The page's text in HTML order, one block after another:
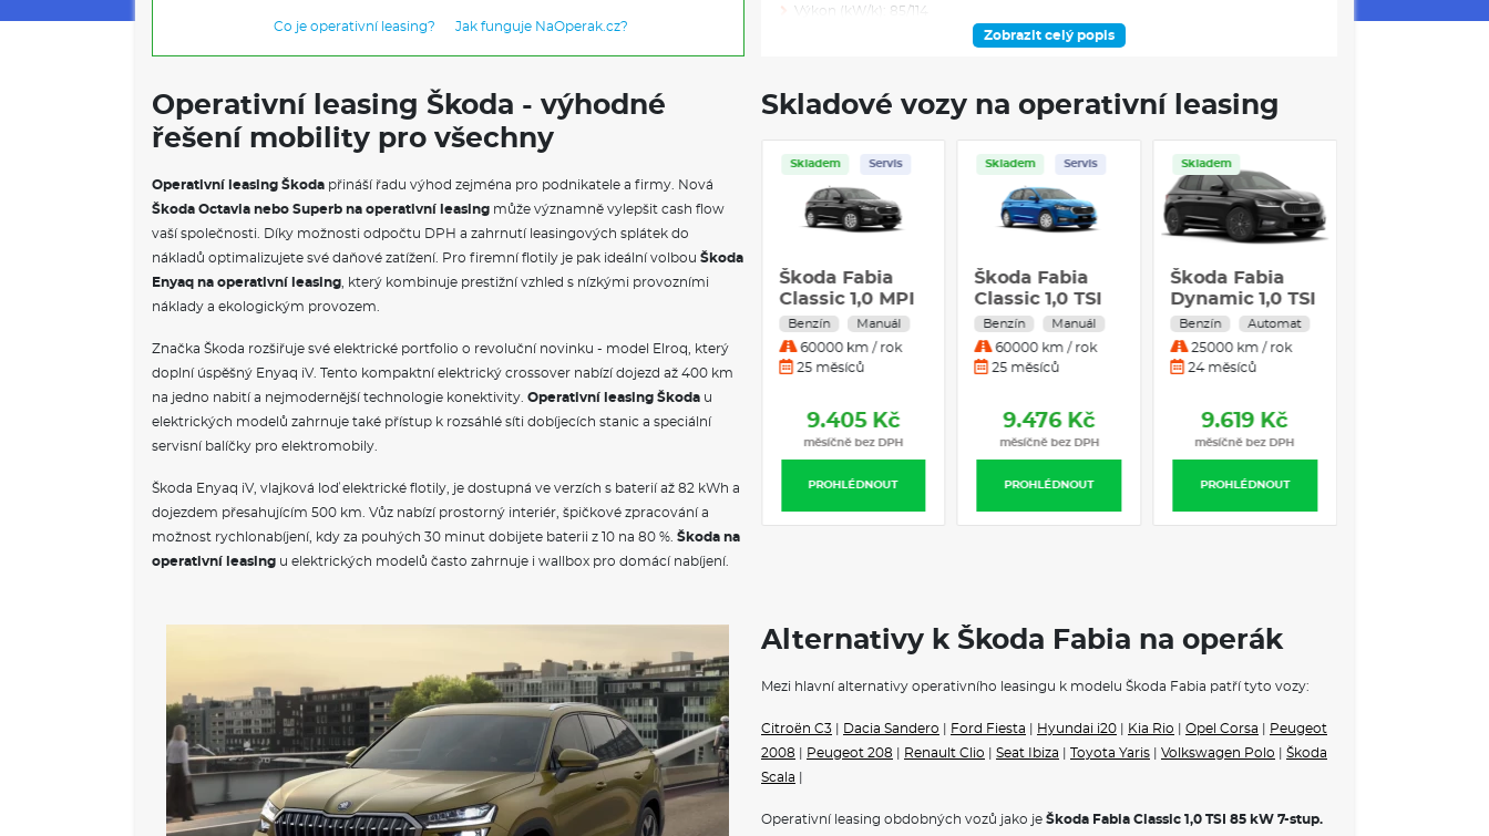
Co je operativní leasing? Jak funguje NaOperak.cz?
Výkon (kW/k): 85/114
Ve výrobě: 0
VÝBAVA NAD RÁMEC VÝBAVOVÉHO STUPNĚ
Rezervní kolo (plnohodnotné) s příslušenstvím
Kryty pro kola z lehké slitiny
Bezpečnostní šrouby kol
Kola z lehké slitiny Rotare Aero 5,5J x 15" černá
Rotare Aero 15" černá
Spodní dekorační vložky
Textilní koberce vpředu a vzadu
Upínací přípravek v zavazadlovém prostoru
Kryt zavazadlového prostoru, sklápěcí
Elektrické ovládání oken vpředu a vzadu
Držák na brýle
Manuální klimatizace
Sunset
Vnější zrcátko na straně řidiče konvexní, na straně spolujezdce konvexní
Kryt vnějšího zpětného zrcátka a různé nástavbové díly v barvě vozidla
Elektricky nastavitelná a vyhřívaná vnější zpětná zrcátka
Stěrač zadního okna s ostřikovačem a stupňovým intervalem stírání
Zobrazit celý popis
Operativní leasing Škoda - výhodné
řešení mobility pro všechny
Operativní leasing Škoda přináší řadu výhod zejména pro podnikatele a firmy. Nová
Škoda Octavia nebo Superb na operativní leasing může významně vylepšit cash flow
vaší společnosti. Díky možnosti odpočtu DPH a zahrnutí leasingových splátek do
nákladů optimalizujete své daňové zatížení. Pro firemní flotily je pak ideální volbou Škoda
Enyaq na operativní leasing , který kombinuje prestižní vzhled s nízkými provozními
náklady a ekologickým provozem.
Značka Škoda rozšiřuje své elektrické portfolio o revoluční novinku - model Elroq, který
doplní úspěšný Enyaq iV. Tento kompaktní elektrický crossover nabízí dojezd až 400 km
na jedno nabití a nejmodernější technologie konektivity. Operativní leasing Škoda u
elektrických modelů zahrnuje také přístup k rozsáhlé síti dobíjecích stanic a speciální
servisní balíčky pro elektromobily.
Škoda Enyaq iV, vlajková loď elektrické flotily, je dostupná ve verzích s baterií až 82 kWh a
dojezdem přesahujícím 500 km. Vůz nabízí prostorný interiér, špičkové zpracování a
možnost rychlonabíjení, kdy za pouhých 30 minut dobijete baterii z 10 na 80 %. Škoda na
operativní leasing u elektrických modelů často zahrnuje i wallbox pro domácí nabíjení.
Skladové vozy na operativní leasing
Skladem
Škoda Fabia
Monte Carlo 1.5
TSI 110 kW
Benzín
Automatická
Benzín Automat
25000 km / rok
12 měsíců
PROHLÉDNOUT
7.990 Kč
měsíčně bez DPH
Skladem Servis
Škoda Fabia
Classic 1,0 MPI
59 kW 5°
manuální
Benzín Manuál
60000 km / rok
25 měsíců
PROHLÉDNOUT
9.405 Kč
měsíčně bez DPH
Skladem
Škoda Fabia
Classic 1,0 TSI
70 kW 5-stup.
mech.
Benzín Manuál
60000 km / rok
25 měsíců
PROHLÉDNOUT
9.476 Kč
měsíčně bez DPH
Alternativy k Škoda Fabia na operák
Mezi hlavní alternativy operativního leasingu k modelu Škoda Fabia patří tyto vozy:
Citroën C3 Dacia Sandero Ford Fiesta Hyundai i20 Kia Rio Opel Corsa
Peugeot
2008
Peugeot 208 Renault Clio Seat Ibiza Toyota Yaris Volkswagen Polo
Škoda
Scala
Operativní leasing obdobných vozů jako je Škoda Fabia Classic 1,0 TSI 85 kW 7-stup.